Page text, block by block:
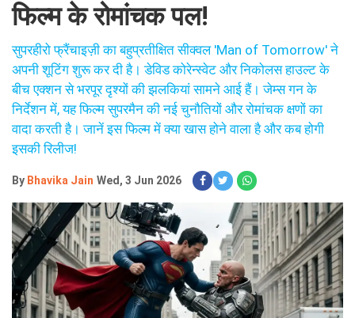
फिल्म के रोमांचक पल!
सुपरहीरो फ्रैंचाइज़ी का बहुप्रतीक्षित सीक्वल 'Man of Tomorrow' ने
अपनी शूटिंग शुरू कर दी है। डेविड कोरेन्स्वेट और निकोलस हाउल्ट के
बीच एक्शन से भरपूर दृश्यों की झलकियां सामने आई हैं। जेम्स गन के
निर्देशन में, यह फिल्म सुपरमैन की नई चुनौतियों और रोमांचक क्षणों का
वादा करती है। जानें इस फिल्म में क्या खास होने वाला है और कब होगी
इसकी रिलीज!
By Bhavika Jain Wed, 3 Jun 2026